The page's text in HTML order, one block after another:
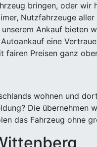
bringen, oder wir
Nutzfahrzeuge
Ankauf bieten
eine
fairen Preisen ganz
wohnen und
Die übernehmen
das Fahrzeug ohne